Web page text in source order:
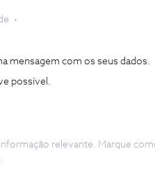
mensagem com os seus dados.
possível.
relevante. Marque